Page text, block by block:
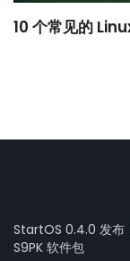
10 个常见的
StartOS 0.4.0 发布
S9PK 软件包